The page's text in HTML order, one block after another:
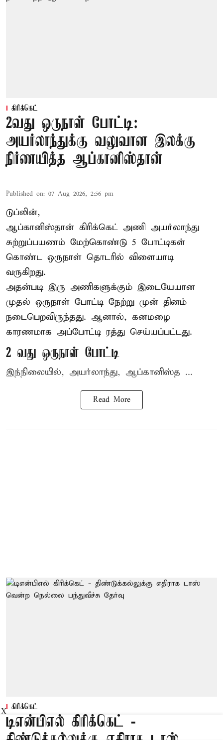
கிரிக்கெட்
2வது ஒருநாள் போட்டி:
அயர்லாந்துக்கு வலுவான இலக்கு
நிர்ணயித்த ஆப்கானிஸ்தான்
Published on: 07 Aug 2026, 2:56 pm
டுப்லின்,
ஆப்கானிஸ்தான் கிரிக்கெட் அணி அயர்லாந்து
சுற்றுப்பயணம் மேற்கொண்டு 5 போட்டிகள்
கொண்ட ஒருநாள் தொடரில் விளையாடி
வருகிறது.
அதன்படி இரு அணிகளுக்கும் இடையேயான
முதல் ஒருநாள் போட்டி நேற்று முன் தினம்
நடைபெறவிருந்தது. ஆனால், கனமழை
காரணமாக அப்போட்டி ரத்து செய்யப்பட்டது.
2 வது ஒருநாள் போட்டி
இந்நிலையில், அயர்லாந்து, ஆப்கானிஸ்த ...
Read More
கிரிக்கெட்
டிஎன்பிஎல் கிரிக்கெட் -
X